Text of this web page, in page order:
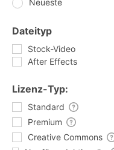
Neueste
Dateityp
Stock-Video
After Effects
Lizenz-Typ:
Standard
Premium
Creative Commons